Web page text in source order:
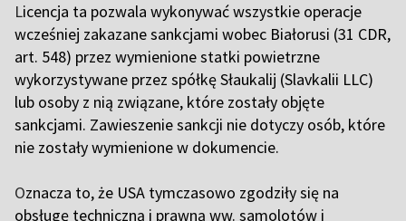
Licencja ta pozwala wykonywać wszystkie operacje
wcześniej zakazane sankcjami wobec Białorusi (31 CDR,
art. 548) przez wymienione statki powietrzne
wykorzystywane przez spółkę Słaukalij (Slavkalii LLC)
lub osoby z nią związane, które zostały objęte
sankcjami. Zawieszenie sankcji nie dotyczy osób, które
nie zostały wymienione w dokumencie.
Oznacza to, że USA tymczasowo zgodziły się na
obsługę techniczną i prawną ww. samolotów i